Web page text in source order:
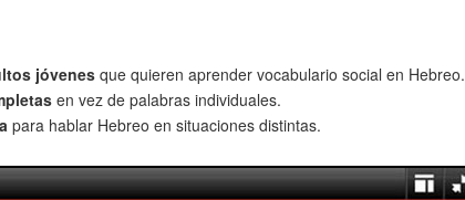
jóvenes que quieren aprender vocabulario social en Hebreo.
en vez de palabras individuales.
para hablar Hebreo en situaciones distintas.